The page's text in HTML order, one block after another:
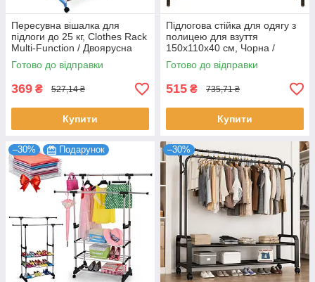
Пересувна вішалка для
підлоги до 25 кг, Clothes Rack
Multi-Function / Двоярусна
вішалка для одягу
Готово до відправки
369 ₴ 527,14 ₴
Купити
Підлогова стійка для одягу з
полицею для взуття
150х110х40 см, Чорна /
Одинарна вішалка для одягу
Готово до відправки
515 ₴ 735,71 ₴
Купити
–30% Подарунок –30%